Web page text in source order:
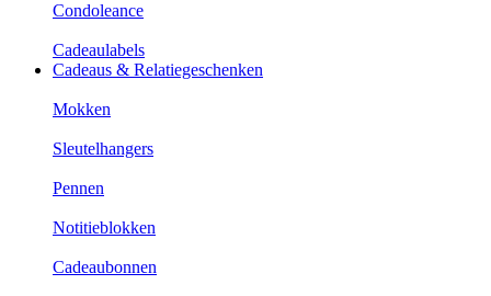
Condoleance
Cadeaulabels
Cadeaus & Relatiegeschenken
Mokken
Sleutelhangers
Pennen
Notitieblokken
Cadeaubonnen